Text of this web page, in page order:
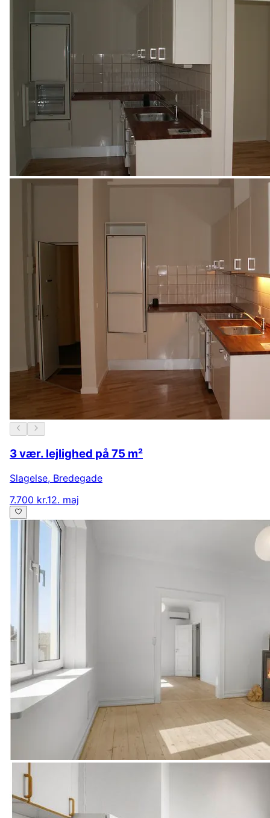
3 vær. lejlighed på 75 m²
Slagelse, Bredegade
7.700 kr.12. maj